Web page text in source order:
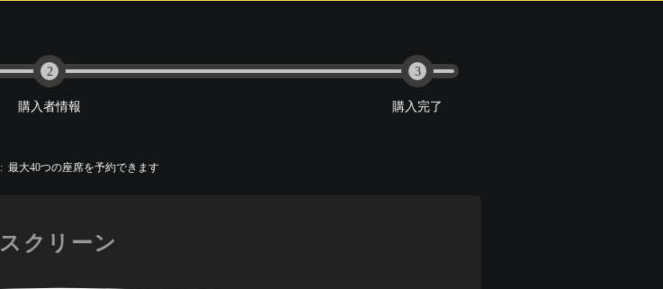
2
購入者情報
3
購入完了
: 最大40つの座席を予約できます
スクリーン